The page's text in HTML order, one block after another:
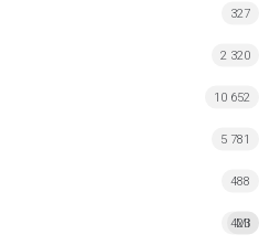
327
2 320
10 652
5 781
488
MI
423